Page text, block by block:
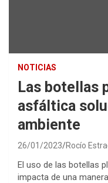
NOTICIAS
Las botellas
asfáltica
ambiente
26/01/2023 Rocío
El uso de las botellas
impacta de una